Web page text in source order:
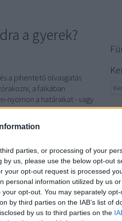
parties, or processing of your
us, please use the below opt-out
your opt-out request is processed
personal information utilized by us
opt-out. You may separately
by third parties on the IAB’s list of
by us to third parties on the
a gyerek?
a pihentető olvasgatás
a falkában
nyomon a határaikat - vagy
komment
házirend úszómester
tud